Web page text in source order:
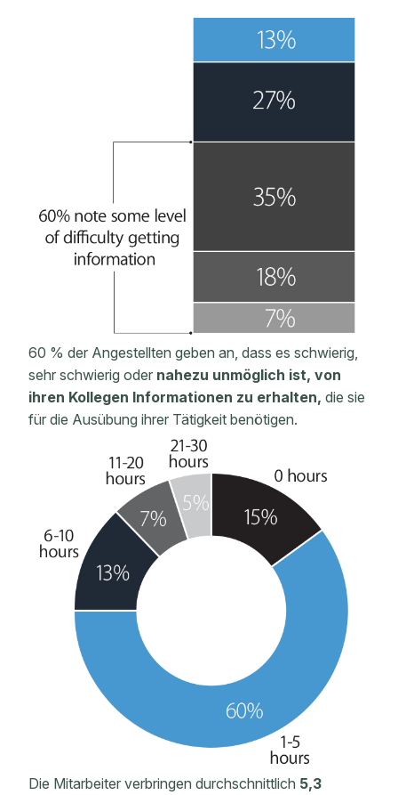
60 % der Angestellten geben an, dass es schwierig,
sehr schwierig oder nahezu unmöglich ist, von
ihren Kollegen Informationen zu erhalten, die sie
für die Ausübung ihrer Tätigkeit benötigen.
Die Mitarbeiter verbringen durchschnittlich 5,3